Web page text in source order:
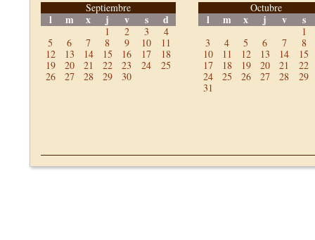
Septiembre
l m x j v s d
1 2 3
4
5
6 7 8 9 10
11
12
13 14 15 16 17
18
19
20 21 22 23 24
25
26
27 28 29 30
Octubre
l m x j v s
1
3
4 5 6 7
8
10
11 12 13 14
15
17
18 19 20 21
22
24
25 26 27 28
29
31